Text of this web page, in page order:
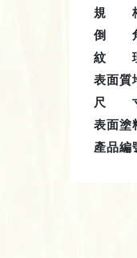
規
倒
紋
表面質
尺
表面塗
產品編